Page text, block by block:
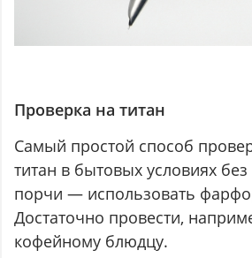
Проверка на титан
Самый простой способ
титан в бытовых условиях
порчи — использовать
Достаточно провести,
кофейному блюдцу.